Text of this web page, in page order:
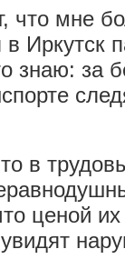
что мне
в Иркутск
знаю: за
в
ценой